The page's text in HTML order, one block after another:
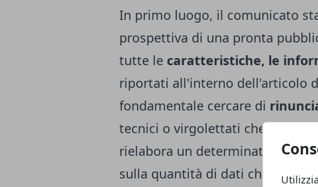
In primo luogo, il comunicato
prospettiva di una pronta
tutte le caratteristiche, le
riportati all'interno dell'articolo
fondamentale cercare di
tecnici o virgolettati che
rielabora un determinato
sulla quantità di dati che dovrà